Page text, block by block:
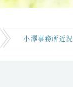
小澤事務所近況